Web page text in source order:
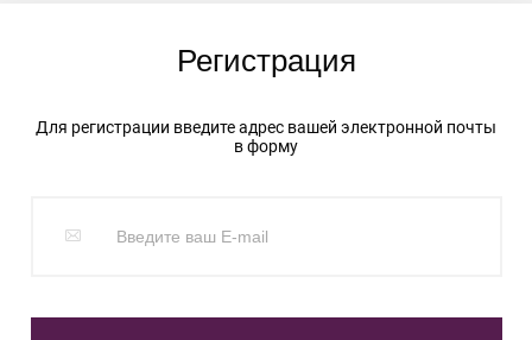
Регистрация
Для регистрации введите адрес вашей электронной почты
в форму